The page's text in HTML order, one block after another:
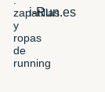
i-Run.es